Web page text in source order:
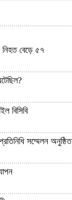
নিহত বেড়ে ৫৭
বিসিবি
সম্মেলন অনুষ্ঠিত